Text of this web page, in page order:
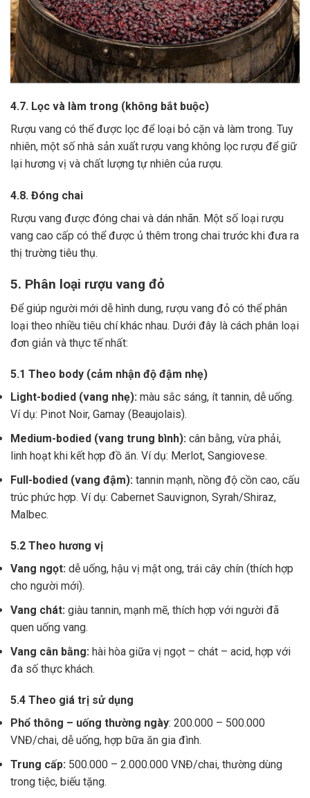
4.7. Lọc và làm trong (không bắt buộc)
Rượu vang có thể được lọc để loại bỏ cặn và làm trong. Tuy
nhiên, một số nhà sản xuất rượu vang không lọc rượu để giữ
lại hương vị và chất lượng tự nhiên của rượu.
4.8. Đóng chai
Rượu vang được đóng chai và dán nhãn. Một số loại rượu
vang cao cấp có thể được ủ thêm trong chai trước khi đưa ra
thị trường tiêu thụ.
5. Phân loại rượu vang đỏ
Để giúp người mới dễ hình dung, rượu vang đỏ có thể phân
loại theo nhiều tiêu chí khác nhau. Dưới đây là cách phân loại
đơn giản và thực tế nhất:
5.1 Theo body (cảm nhận độ đậm nhẹ)
Light-bodied (vang nhẹ): màu sắc sáng, ít tannin, dễ uống.
Ví dụ: Pinot Noir, Gamay (Beaujolais).
Medium-bodied (vang trung bình): cân bằng, vừa phải,
linh hoạt khi kết hợp đồ ăn. Ví dụ: Merlot, Sangiovese.
Full-bodied (vang đậm): tannin mạnh, nồng độ cồn cao, cấu
trúc phức hợp. Ví dụ: Cabernet Sauvignon, Syrah/Shiraz,
Malbec.
5.2 Theo hương vị
Vang ngọt: dễ uống, hậu vị mật ong, trái cây chín (thích hợp
cho người mới).
Vang chát: giàu tannin, mạnh mẽ, thích hợp với người đã
quen uống vang.
Vang cân bằng: hài hòa giữa vị ngọt – chát – acid, hợp với
đa số thực khách.
5.4 Theo giá trị sử dụng
Phổ thông – uống thường ngày: 200.000 – 500.000
VNĐ/chai, dễ uống, hợp bữa ăn gia đình.
Trung cấp: 500.000 – 2.000.000 VNĐ/chai, thường dùng
trong tiệc, biếu tặng.